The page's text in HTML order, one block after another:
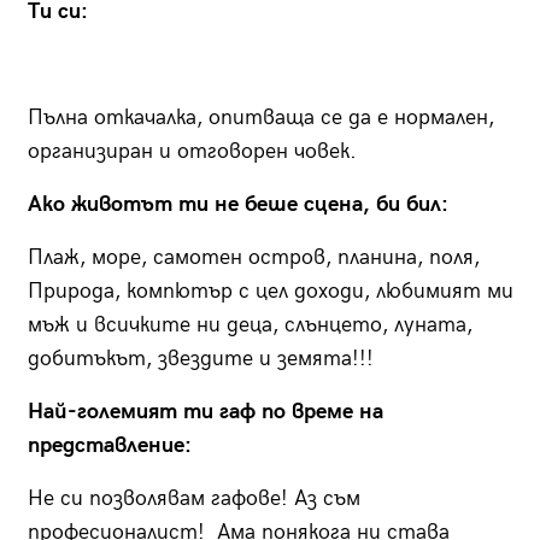
Ти си:
Пълна откачалка, опитваща се да е нормален,
организиран и отговорен човек.
Ако животът ти не беше сцена, би бил:
Плаж, море, самотен остров, планина, поля,
Природа, компютър с цел доходи, любимият ми
мъж и всичките ни деца, слънцето, луната,
добитъкът, звездите и земята!!!
Най-големият ти гаф по време на
представление:
Не си позволявам гафове! Аз съм
професионалист! Ама понякога ни става